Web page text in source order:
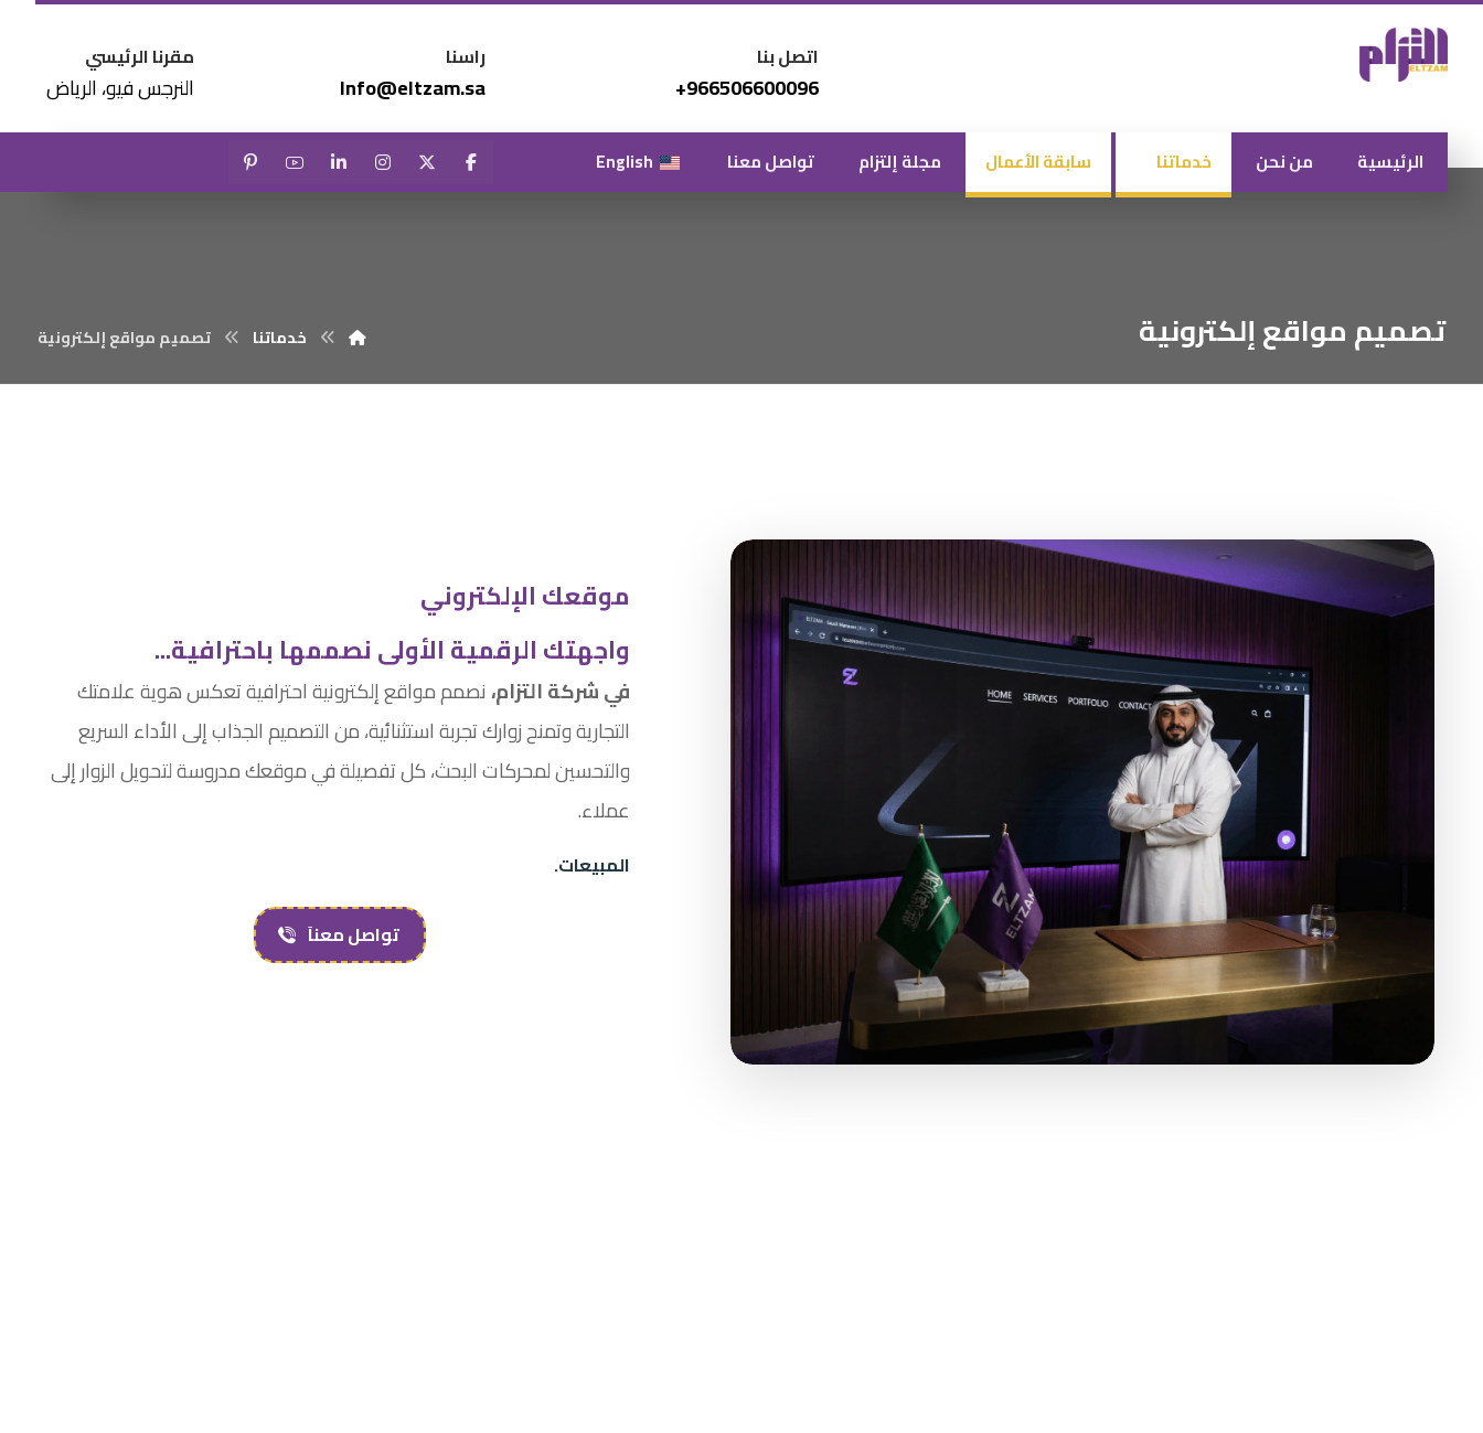
مقرنا الرئيسي
النرجس فيو، الرياض
راسنا
Info@eltzam.sa
اتصل بنا
966506600096+
الرئيسية من نحن خدماتنا سابقة الأعمال مجلة إلتزام تواصل معنا English
تصميم مواقع إلكترونية خدماتنا تصميم مواقع إلكترونية
موقعك الإلكتروني
واجهتك الرقمية الأولى نصممها باحترافية...
في شركة التزام،نصمم مواقع إلكترونية احترافية تعكس هوية علامتك
التجارية وتمنح زوارك تجربة استثنائية، من التصميم الجذاب إلى الأداء السريع
والتحسين لمحركات البحث، كل تفصيلة في موقعك مدروسة لتحويل الزوار إلى
عملاء.
المبيعات.
تواصل معناَ